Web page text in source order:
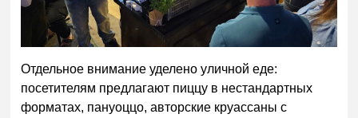
Отдельное внимание уделено уличной еде:
посетителям предлагают пиццу в нестандартных
форматах, пануоццо, авторские круассаны с